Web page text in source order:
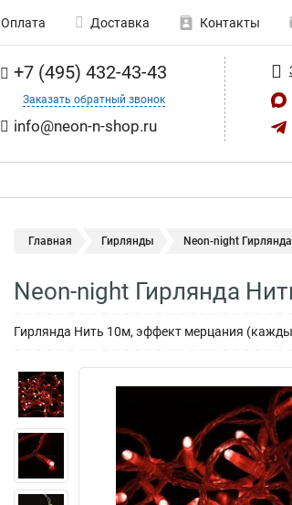
Оплата Доставка Контакты
+7 (495) 432-43-43
Заказать обратный звонок
info@neon-n-shop.ru
Главная Гирлянды Neon-night
Neon-night Гирлянда
Гирлянда Нить 10м, эффект мерцания